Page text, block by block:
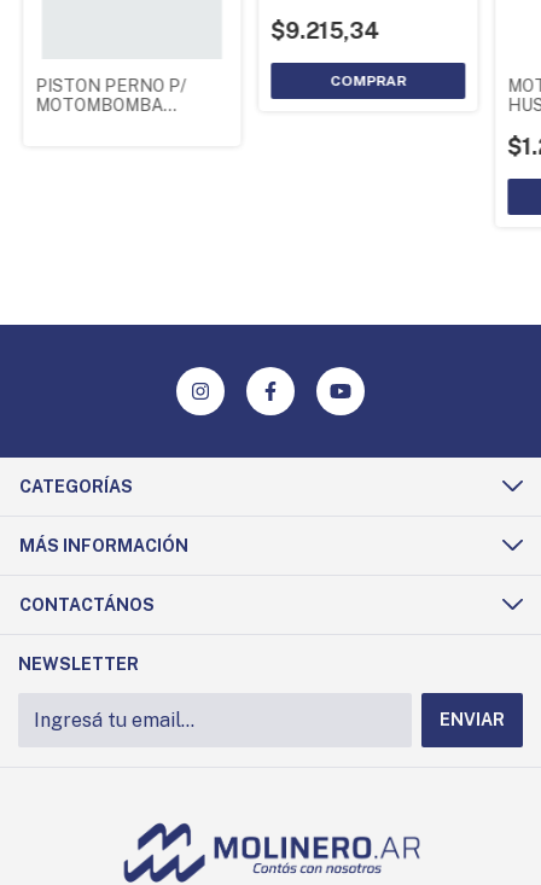
PISTON PERNO P/
MOTOMBOMBA
$9.215,34
CATEGORÍAS
MÁS INFORMACIÓN
CONTACTÁNOS
NEWSLETTER